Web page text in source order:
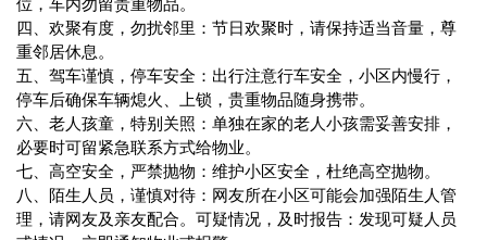
四、欢聚有度，勿扰邻里：节日欢聚时，请保持适当音量，尊
重邻居休息。
五、驾车谨慎，停车安全：出行注意行车安全，小区内慢行，
停车后确保车辆熄火、上锁，贵重物品随身携带。
六、老人孩童，特别关照：单独在家的老人小孩需妥善安排，
必要时可留紧急联系方式给物业。
七、高空安全，严禁抛物：维护小区安全，杜绝高空抛物。
八、陌生人员，谨慎对待：网友所在小区可能会加强陌生人管
理，请网友及亲友配合。可疑情况，及时报告：发现可疑人员